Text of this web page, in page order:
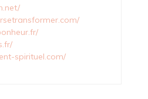
spirituel.com/